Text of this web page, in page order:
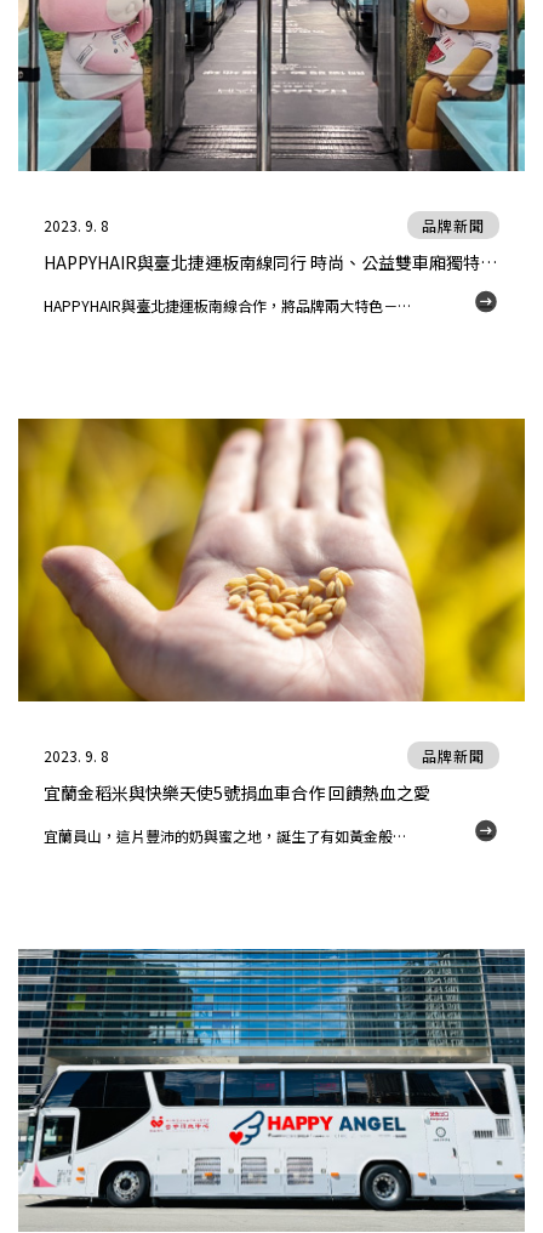
2023. 9. 8
HAPPYHAIR與臺北捷運板南線同行 時尚、公益雙車廂獨特設計 吸引乘客佇足留念
品牌新聞
HAPPYHAIR與臺北捷運板南線合作，將品牌兩大特色－－時尚風格、公益歷程化為設計並登上車廂內裝，整個九月只要搭乘板南線，即有機會與HAPPYHAIR車廂相遇，而本次合作不僅令「HAPPYHAIR」在社群平台衝出不小的熱度，同時也因髮型沙龍罕見的曝光模式，一躍成為顧客、同業間的討論話題。
2023. 9. 8
宜蘭金稻米與快樂天使5號捐血車合作 回饋熱血之愛
品牌新聞
宜蘭員山，這片豐沛的奶與蜜之地，誕生了有如黃金般純淨且珍貴的「金道米」，如此粒粒飽滿、洋溢香氣的美麗稻種來自日本，而成功栽種出金道米的職人，便是現年八十多歲的曾金道先生－－他，更是與快樂關係緊密的「雅丰．菲仕美醫療事業」曾文尚院長的父親。